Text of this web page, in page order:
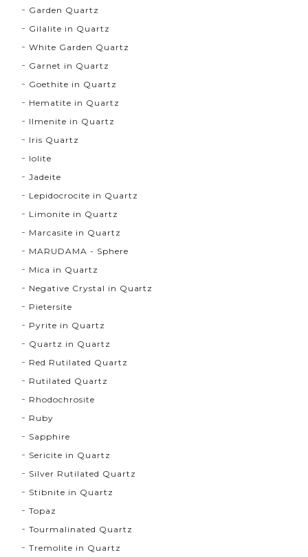
Garden Quartz
Gilalite in Quartz
White Garden Quartz
Garnet in Quartz
Goethite in Quartz
Hematite in Quartz
Ilmenite in Quartz
Iris Quartz
Iolite
Jadeite
Lepidocrocite in Quartz
Limonite in Quartz
Marcasite in Quartz
MARUDAMA - Sphere
Mica in Quartz
Negative Crystal in Quartz
Pietersite
Pyrite in Quartz
Quartz in Quartz
Red Rutilated Quartz
Rutilated Quartz
Rhodochrosite
Ruby
Sapphire
Sericite in Quartz
Silver Rutilated Quartz
Stibnite in Quartz
Topaz
Tourmalinated Quartz
Tremolite in Quartz